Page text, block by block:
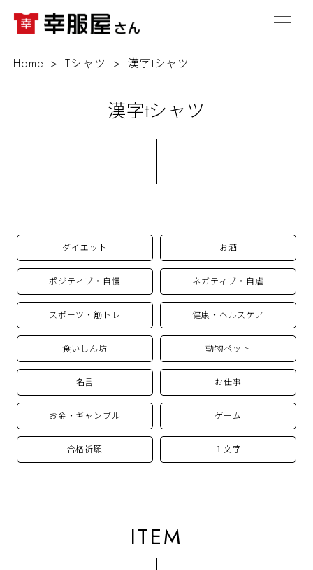
Home Tシャツ 漢字tシャツ
漢字tシャツ
ダイエット お酒
ポジティブ・自慢 ネガティブ・自虐
スポーツ・筋トレ 健康・ヘルスケア
食いしん坊 動物ペット
名言 お仕事
お金・ギャンブル ゲーム
合格祈願 １文字
ITEM